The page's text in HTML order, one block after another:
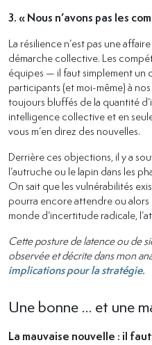
3. « Nous n’avons pas les
La résilience n’est pas une
démarche collective. Les
équipes — il faut simplement un
participants (et moi-même) à nos
toujours bluffés de la quantité
intelligence collective et en
vous m’en direz des nouvelles.
Derrière ces objections, il y a
l’autruche ou le lapin dans les
On sait que les vulnérabilités
pourra encore attendre ou alors
monde d’incertitude radicale,
Cette posture de latence ou de
observée et décrite dans mon
implications pour la stratégie.
Une bonne … et une
La mauvaise nouvelle : il